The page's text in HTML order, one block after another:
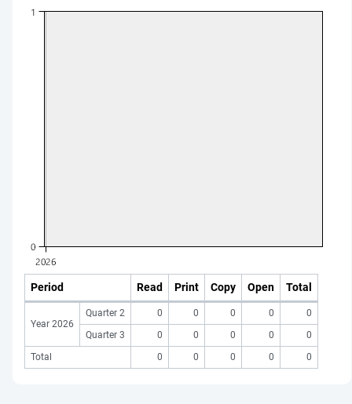
Period Read Print Copy Open Total
Year 2026
Quarter 2 0 0 0 0
0
Quarter 3
0 0 0 0
0
Total
0 0 0 0 0